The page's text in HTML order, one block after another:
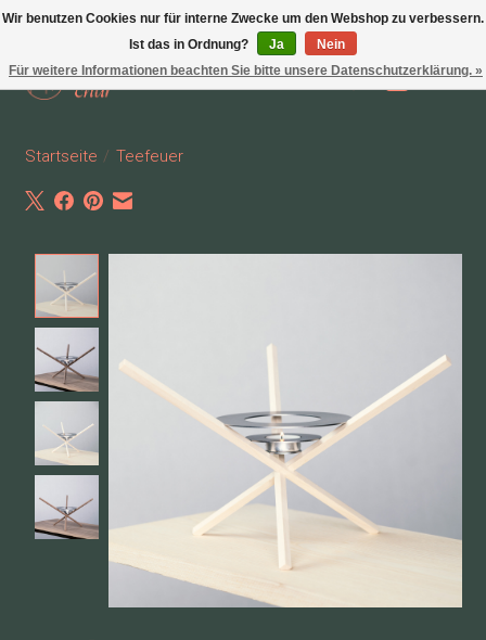
Wunschzettel
Ihr
Startseite / Teefeuer
Wir benutzen Cookies nur für interne Zwecke um den Webshop zu verbessern.
Ist das in Ordnung?
Ja
Nein
Für weitere Informationen beachten Sie bitte unsere Datenschutzerklärung. »